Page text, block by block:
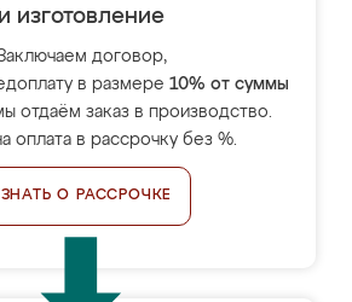
и изготовление
договор,
в размере 10% от суммы
отдаём заказ в производство.
оплата в рассрочку без %.
О РАССРОЧКЕ